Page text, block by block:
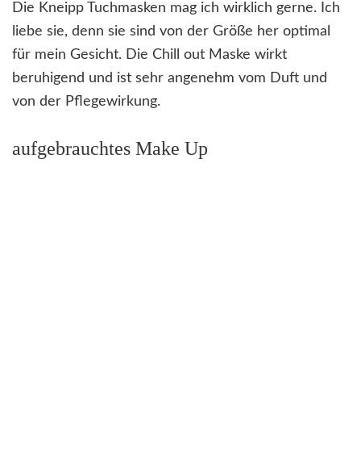
Die Kneipp Tuchmasken mag ich wirklich gerne. Ich
liebe sie, denn sie sind von der Größe her optimal
für mein Gesicht. Die Chill out Maske wirkt
beruhigend und ist sehr angenehm vom Duft und
von der Pflegewirkung.
aufgebrauchtes Make Up